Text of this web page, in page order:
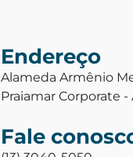
Endereço
Alameda Armênio
Praiamar Corporate
Fale